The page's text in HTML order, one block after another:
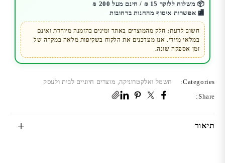
אינטרקום
SIP
עם
מצלמה
📦 משלוח ללוקר 15 ₪ / חינם מעל 200 ₪
🏬 אפשרות איסוף מהחנות ברחובות
חשוב לדעת: חלק מהמוצרים באתר זמינים בהזמנה מיוחדת ואינם
במלאי מיידי. אנו מעדכנים את הלקוח בשקיפות מלאה במקרה של
זמן אספקה שונה.
Categories: חשמל ואלקטרוניקה, מוצרים חיוניים לבית ולעסק
Share:
תיאור